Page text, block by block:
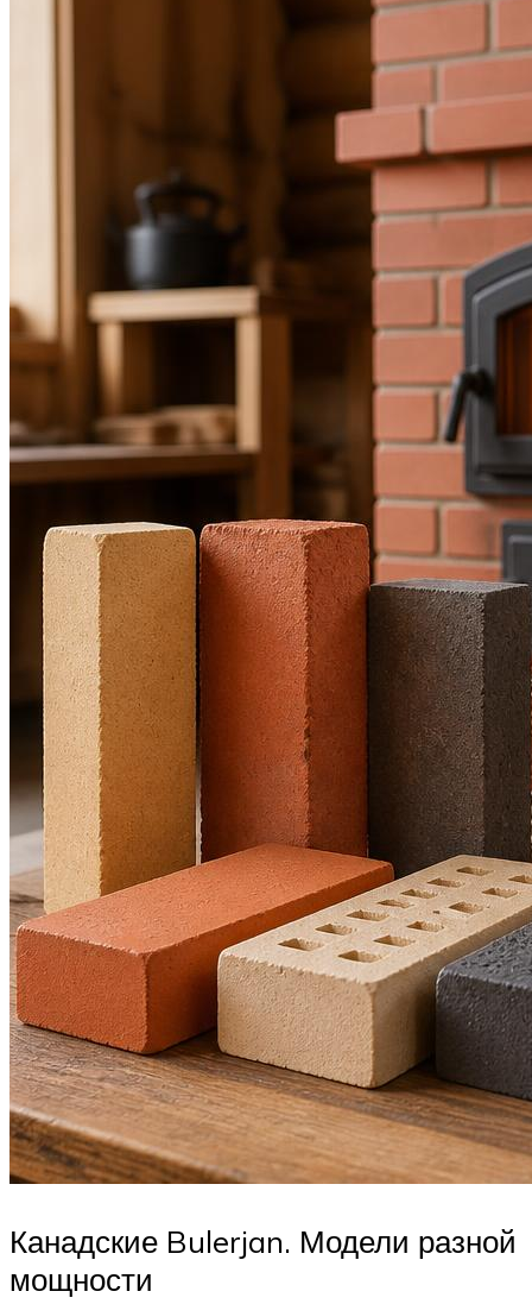
Канадские Bulerjan. Модели разной
мощности